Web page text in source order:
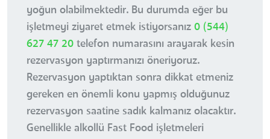
yoğun olabilmektedir. Bu durumda eğer bu
işletmeyi ziyaret etmek istiyorsanız 0 (544)
627 47 20 telefon numarasını arayarak kesin
rezervasyon yaptırmanızı öneriyoruz.
Rezervasyon yaptıktan sonra dikkat etmeniz
gereken en önemli konu yapmış olduğunuz
rezervasyon saatine sadık kalmanız olacaktır.
Genellikle alkollü Fast Food işletmeleri